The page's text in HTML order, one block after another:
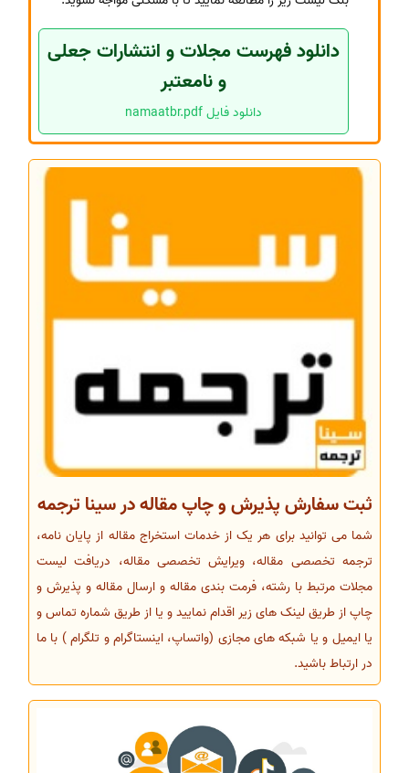
دانلود فهرست مجلات و انتشارات جعلی
و نامعتبر
دانلود فایل namaatbr.pdf
ثبت سفارش پذیرش و چاپ مقاله در سینا ترجمه
شما می توانید برای هر یک از خدمات استخراج مقاله از پایان نامه،
ترجمه تخصصی مقاله، ویرایش تخصصی مقاله، دریافت لیست
مجلات مرتبط با رشته، فرمت بندی مقاله و ارسال مقاله و پذیرش و
چاپ از طریق لینک های زیر اقدام نمایید و یا از طریق شماره تماس و
یا ایمیل و یا شبکه های مجازی (واتساپ، اینستاگرام و تلگرام ) با ما
در ارتباط باشید.